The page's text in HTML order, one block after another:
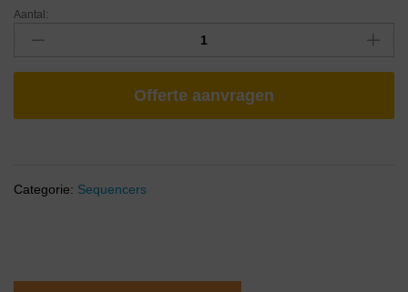
Aantal:
Offerte aanvragen
Categorie: Sequencers